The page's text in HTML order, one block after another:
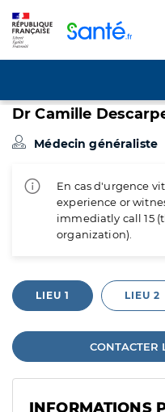
Dr Camille
Médecin généraliste
En cas d'urgence
experience or
immediatly call 15
organization).
LIEU 1 LIEU 2
CONTACTER
INFORMATIONS